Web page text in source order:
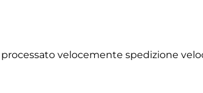
velocemente spedizione